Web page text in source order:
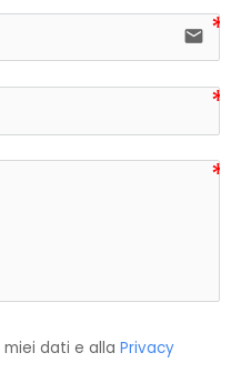
email
dati e alla Privacy